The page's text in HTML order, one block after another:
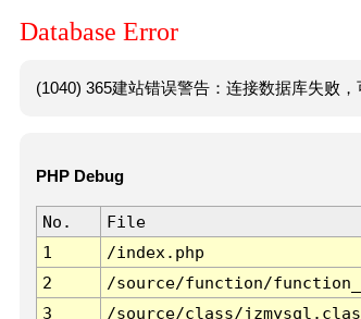
Database Error
(1040) 365建站错误警告：连接数据库失败
PHP Debug
No. File
1
/index.php
2
/source/function/
3
/source/class/